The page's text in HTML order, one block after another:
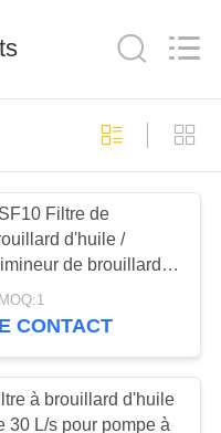
de
13
Filtre de
d'huile /
de brouillard
ISO approuvé
éviter les pertes
CONTACT
à brouillard d'huile
30 L/s pour pompe à